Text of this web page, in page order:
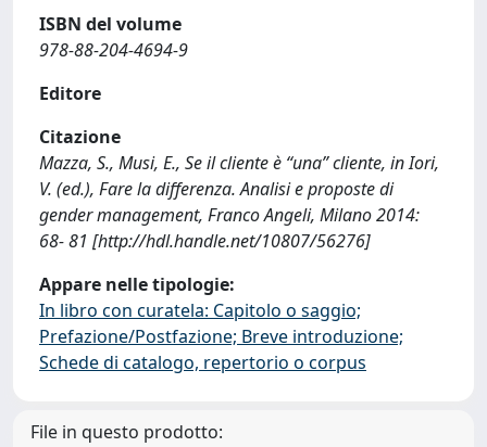
ISBN del volume
978-88-204-4694-9
Editore
Citazione
Mazza, S., Musi, E., Se il cliente è “una” cliente, in Iori,
V. (ed.), Fare la differenza. Analisi e proposte di
gender management, Franco Angeli, Milano 2014:
68- 81 [http://hdl.handle.net/10807/56276]
Appare nelle tipologie:
In libro con curatela: Capitolo o saggio;
Prefazione/Postfazione; Breve introduzione;
Schede di catalogo, repertorio o corpus
File in questo prodotto: